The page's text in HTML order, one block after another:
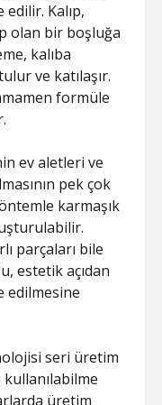
Kalıp,
olan bir boşluğa
kalıba
ve katılaşır.
formüle
ev aletleri ve
pek çok
karmaşık
parçaları bile
estetik açıdan
edilmesine
seri üretim
kullanılabilme
üretim